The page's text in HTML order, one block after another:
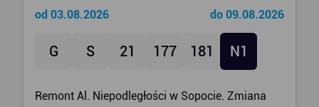
od 03.08.2026 do 09.08.2026
G S 21 177 181 N1
Remont Al. Niepodległości w Sopocie. Zmiana